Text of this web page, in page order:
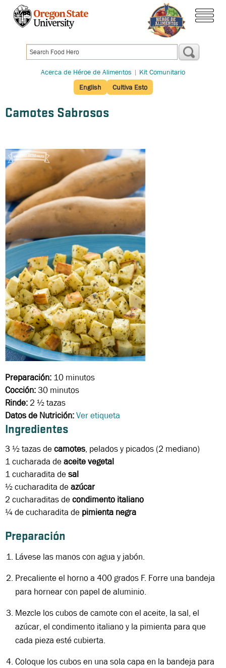
Pasar
principal
Acerca de Héroe de Alimentos | Kit Comunitario
English
Cultiva Esto
Camotes Sabrosos
Preparación: 10 minutos
Cocción:30 minutos
Rinde:2 ½ tazas
Datos de Nutrición:Ver etiqueta
Ingredientes
3 ½ tazasdecamotes, pelados y picados (2 mediano)
1 cucharada deaceite vegetal
1 cucharadita desal
½ cucharadita deazúcar
2 cucharaditasdecondimento italiano
¼ de cucharadita de pimienta negra
Preparación
Lávese las manos con agua y jabón.
Precaliente el horno a 400 grados F. Forre una bandeja
para hornear con papel de aluminio.
Mezcle los cubos de camote con el aceite, la sal, el
azúcar, el condimento italiano y la pimienta para que
cada pieza esté cubierta.
Coloque los cubos en una sola capa en la bandeja para